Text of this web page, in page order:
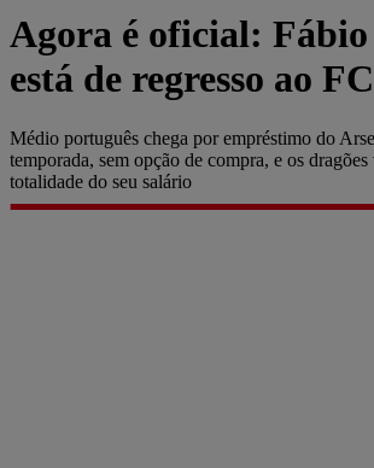
Agora é oficial:
está de regresso ao
Médio português chega por empréstimo do
temporada, sem opção de compra, e os dragões
totalidade do seu salário